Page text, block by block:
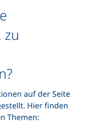
zu
auf der Seite
Hier finden
Themen: